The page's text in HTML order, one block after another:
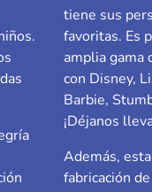
tiene sus
favoritas. Es
amplia gama
con Disney,
Barbie,
¡Déjanos
Además,
fabricación